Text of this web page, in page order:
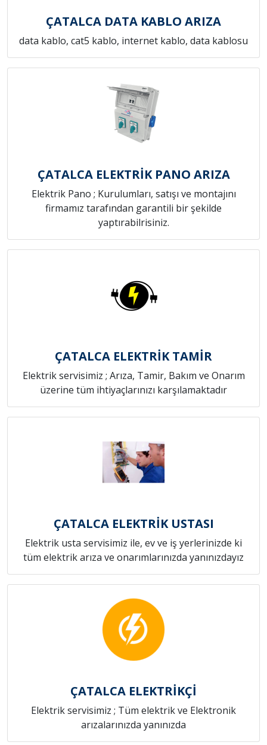
ÇATALCA DATA KABLO ARIZA
data kablo, cat5 kablo, internet kablo, data kablosu
ÇATALCA ELEKTRİK PANO ARIZA
Elektrik Pano ; Kurulumları, satışı ve montajını
firmamız tarafından garantili bir şekilde
yaptırabilrisiniz.
ÇATALCA ELEKTRİK TAMİR
Elektrik servisimiz ; Arıza, Tamir, Bakım ve Onarım
üzerine tüm ihtiyaçlarınızı karşılamaktadır
ÇATALCA ELEKTRİK USTASI
Elektrik usta servisimiz ile, ev ve iş yerlerinizde ki
tüm elektrik arıza ve onarımlarınızda yanınızdayız
ÇATALCA ELEKTRİKÇİ
Elektrik servisimiz ; Tüm elektrik ve Elektronik
arızalarınızda yanınızda